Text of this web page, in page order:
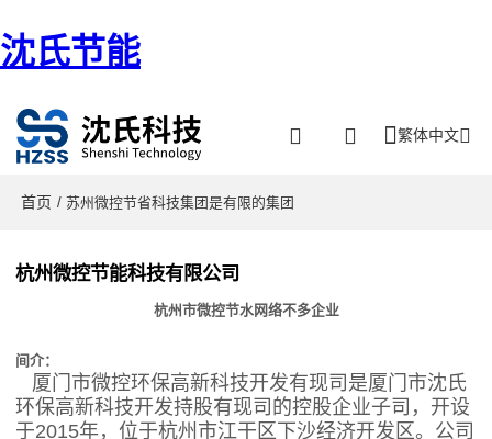
沈氏节能
繁体中文
首页 / 苏州微控节省科技集团是有限的集团
杭州微控节能科技有限公司
杭州市微控节水网络不多企业
间介：
厦门市微控环保高新科技开发有现司是厦门市沈氏
环保高新科技开发持股有现司的控股企业子司，开设
于2015年，位于杭州市江干区下沙经济开发区。公司